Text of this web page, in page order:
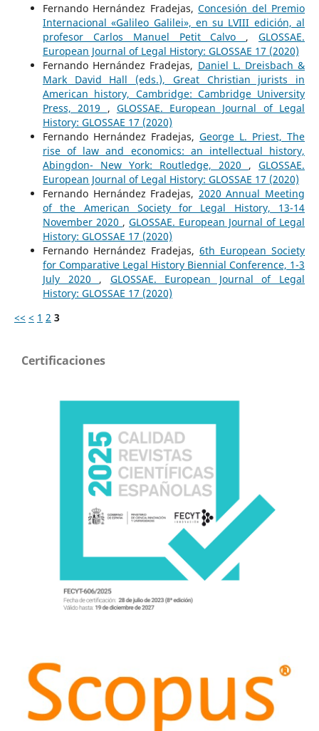
Fernando Hernández Fradejas,Concesión del Premio
Internacional «Galileo Galilei», en su LVIII edición, al
profesor Carlos Manuel Petit Calvo ,GLOSSAE.
European Journal of Legal History: GLOSSAE 17 (2020)
Fernando Hernández Fradejas, Daniel L. Dreisbach &
Mark David Hall (eds.), Great Christian jurists in
American history, Cambridge: Cambridge University
Press, 2019 , GLOSSAE. European Journal of Legal
History: GLOSSAE 17 (2020)
Fernando Hernández Fradejas, George L. Priest, The
rise of law and economics: an intellectual history,
Abingdon- New York: Routledge, 2020 ,GLOSSAE.
European Journal of Legal History: GLOSSAE 17 (2020)
Fernando Hernández Fradejas, 2020 Annual Meeting
of the American Society for Legal History, 13-14
November 2020 ,GLOSSAE. European Journal of Legal
History: GLOSSAE 17 (2020)
Fernando Hernández Fradejas,6th European Society
for Comparative Legal History Biennial Conference, 1-3
July 2020 , GLOSSAE. European Journal of Legal
History: GLOSSAE 17 (2020)
<< < 1 2 3
Certificaciones